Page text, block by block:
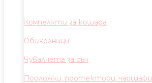
Компелкти за кошара
Обиколници
Чувалчета за сън
Подложки, протектори, чаршафи